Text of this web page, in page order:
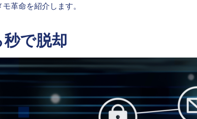
革命を紹介します。
で脱却